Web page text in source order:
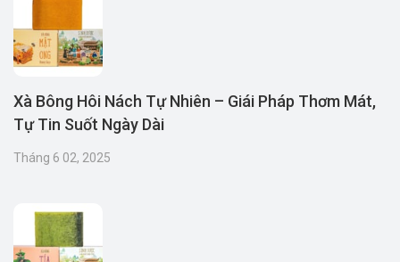
Xà Bông Hôi Nách Tự Nhiên – Giái Pháp Thơm Mát,
Tự Tin Suốt Ngày Dài
Tháng 6 02, 2025